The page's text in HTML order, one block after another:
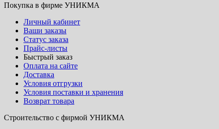
Покупка в фирме УНИКМА
Личный кабинет
Ваши заказы
Статус заказа
Прайс-листы
Быстрый заказ
Оплата на сайте
Доставка
Условия отгрузки
Условия поставки и хранения
Возврат товара
Строительство с фирмой УНИКМА